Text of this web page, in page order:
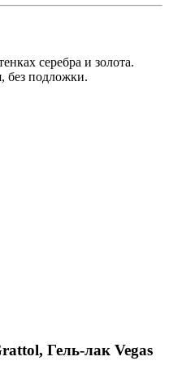
серебра и золота.
без подложки.
Гель-лак Vegas